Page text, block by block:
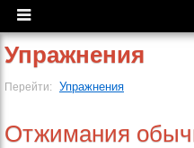
Упражнения
Перейти: Упражнения
Отжимания